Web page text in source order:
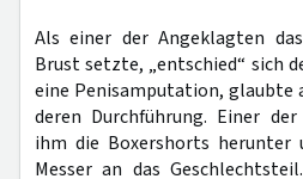
Als einer der Angeklagten
Brust setzte, „entschied“ sich
eine Penisamputation, glaubte
deren Durchführung. Einer
ihm die Boxershorts herunter
Messer an das